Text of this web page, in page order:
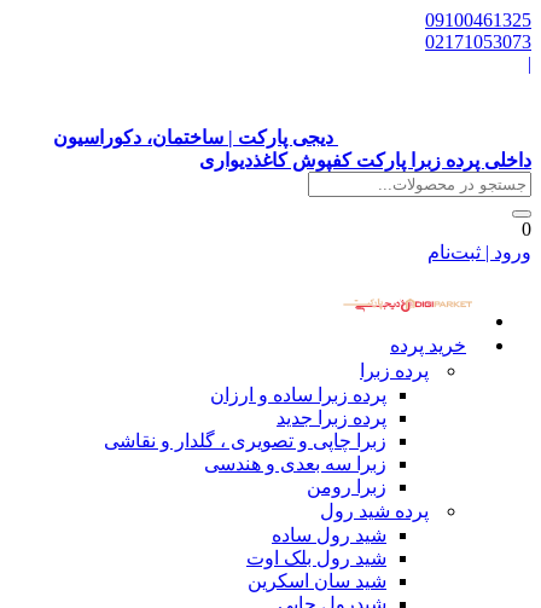
09100461325
02171053073
|
دیجی پارکت | ساختمان، دکوراسیون
داخلی پرده زبرا پارکت کفپوش کاغذدیواری
0
ورود | ثبت‌نام
خرید پرده
پرده زبرا
پرده زبرا ساده و ارزان
پرده زبرا جدید
زبرا چاپی و تصویری ، گلدار و نقاشی
زبرا سه بعدی و هندسی
زبرا رومن
پرده شید رول
شید رول ساده
شید رول بلک اوت
شید سان اسکرین
شیدرول چاپی